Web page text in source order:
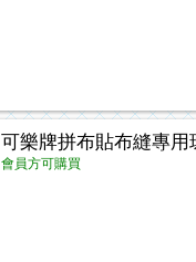
可樂牌拼布貼布縫專用
會員方可購買